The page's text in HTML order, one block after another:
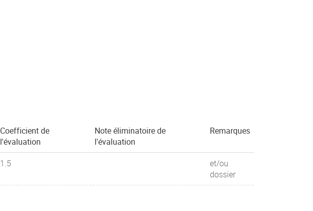
Coefficient de
l'évaluation
Note éliminatoire de
l'évaluation
Remarques
1.5
et/ou
dossier